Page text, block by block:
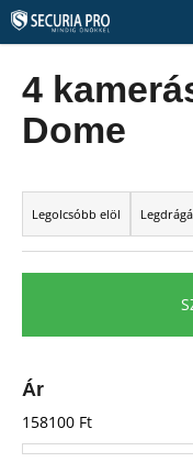
Ugrás
fő
tartalomhoz
4
Dome
T
e
r
m
k
k
r
e
Legolcsóbb elöl
Ár
158100 Ft
K
o
M
i
k
e